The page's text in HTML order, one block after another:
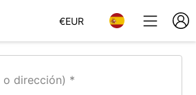
€EUR
o dirección)